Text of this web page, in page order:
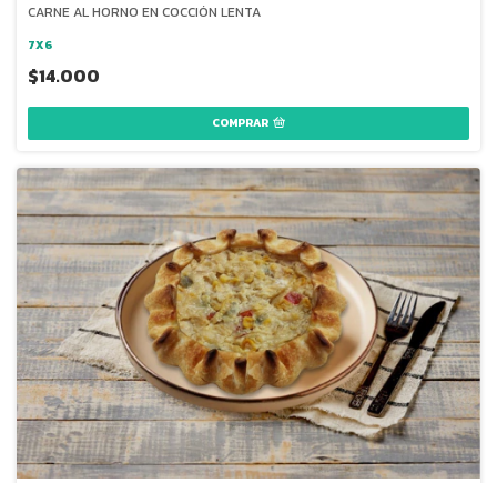
CARNE AL HORNO EN COCCIÓN LENTA
7X6
$14.000
COMPRAR